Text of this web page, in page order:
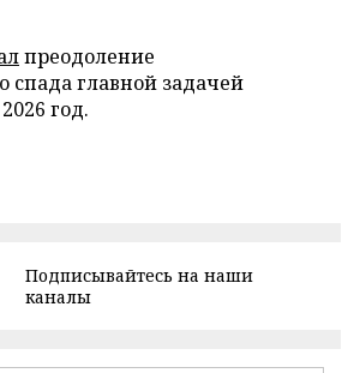
преодоление
спада главной задачей
год.
Подписывайтесь на наши
каналы